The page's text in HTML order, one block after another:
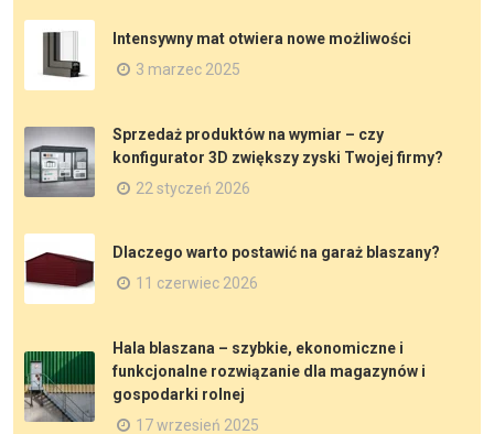
Intensywny mat otwiera nowe możliwości
3 marzec 2025
Sprzedaż produktów na wymiar – czy
konfigurator 3D zwiększy zyski Twojej firmy?
22 styczeń 2026
Dlaczego warto postawić na garaż blaszany?
11 czerwiec 2026
Hala blaszana – szybkie, ekonomiczne i
funkcjonalne rozwiązanie dla magazynów i
gospodarki rolnej
17 wrzesień 2025